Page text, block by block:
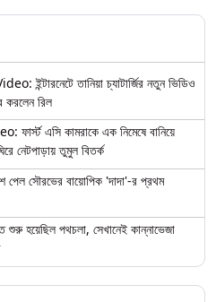
তানিয়া চ্যাটার্জির নতুন ভিডিও
করলেন রিল
এসি কামরাকে এক নিমেষে বানিয়ে
নেটপাড়ায় তুমুল বিতর্ক
সৌরভের বায়োপিক 'দাদা'-র প্রথম
পথচলা, সেখানেই কান্নাভেজা